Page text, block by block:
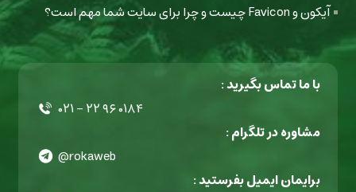
آیکون و Favicon چیست و چرا برای سایت شما مهم است؟
با ما تماس بگیرید :
۰۲۱ - ۲۲ ۹۶ ۰۱۸۴
مشاوره در تلگرام :
@rokaweb
برایمان ایمیل بفرستید :